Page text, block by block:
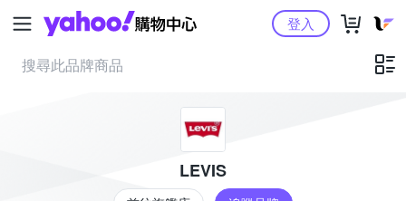
Yahoo購物中心登入
LEVIS